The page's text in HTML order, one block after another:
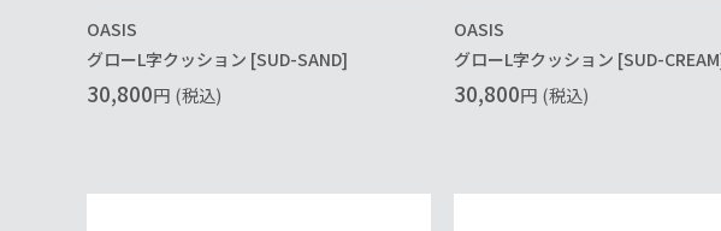
OASIS
グローL字クッション [SUD-SAND]
30,800円 (税込)
OASIS
グローL字クッション [SUD-
30,800円 (税込)